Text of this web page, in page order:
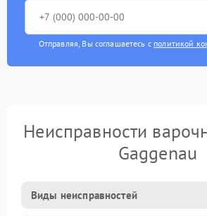
Отправляя, Вы соглашаетесь с политикой
Неисправности
Gaggenau
Виды неисправностей